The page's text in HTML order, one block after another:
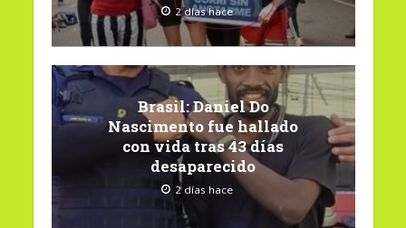
2 días hace
Brasil: Daniel Do
Nascimento fue hallado
con vida tras 43 días
desaparecido
2 días hace